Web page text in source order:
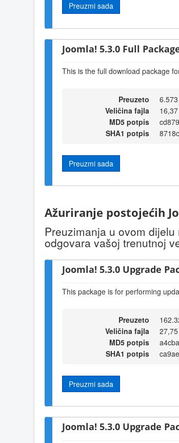
Preuzmi sada
Joomla! 5.3.0 Full
This is the full download package
Preuzeto
Veličina fajla
MD5 potpis
SHA1 potpis
Preuzmi sada
Ažuriranje postojećih
Preuzimanja u ovom
odgovara vašoj trenutnoj
Joomla! 5.3.0 Upgrade
This package is for performing
Preuzeto
Veličina fajla
MD5 potpis
SHA1 potpis
Preuzmi sada
Joomla! 5.3.0 Upgrade